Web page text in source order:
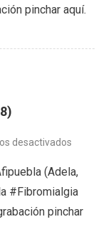
pinchar aquí.
desactivados
(11/
(Adela,
#Fibromialgia
pinchar